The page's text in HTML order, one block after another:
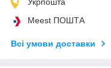
Meest ПОШТА
Всі умови доставки